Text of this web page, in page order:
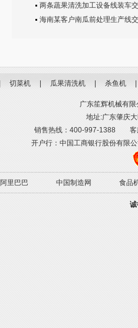
两条蔬果清洗加工设备线装车
海南某客户南瓜前处理生产线
切菜机 瓜果清洗机 杀鱼机
广东笙辉机械有
地址:广东肇庆
销售热线：400-997-1388 客
开户行：中国工商银行股份有
阿里巴巴 中国制造网 食品